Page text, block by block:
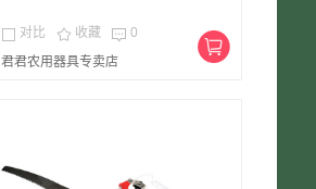
对比  收藏  0
君君农用器具专卖店